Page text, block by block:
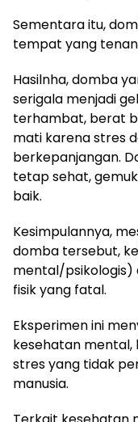
Sementara itu,
tempat yang
Hasilnha, domba
serigala menjadi
terhambat, berat
mati karena stres
berkepanjangan.
tetap sehat,
baik.
Kesimpulannya,
domba tersebut,
mental/
fisik yang fatal.
Eksperimen ini
kesehatan mental,
stres yang tidak
manusia.